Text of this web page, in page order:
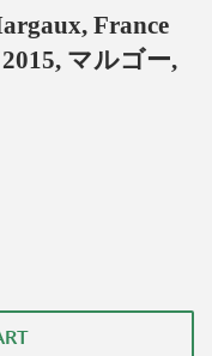
France
マルゴー,